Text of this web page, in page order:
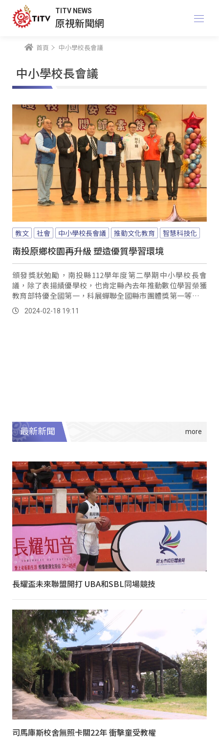
TITV NEWS
原視新聞網
首頁 中小學校長會議
中小學校長會議
教文 社會 中小學校長會議 推動文化教育 智慧科技化
南投原鄉校園再升級 塑造優質學習環境
頒發獎狀勉勵，南投縣112學年度第二學期中小學校長會
議，除了表揚績優學校，也肯定縣內去年推動數位學習榮獲
教育部特優全國第一，科展蟬聯全國縣市團體獎第一等，透
過教育智慧科技化，讓學生有更多管道學習新知，也縮短城
鄉差距。2024-02-18 19:11
最新新聞
長耀盃未來聯盟開打 UBA和SBL同場競技
司馬庫斯校舍無照卡關22年 衝擊童受教權